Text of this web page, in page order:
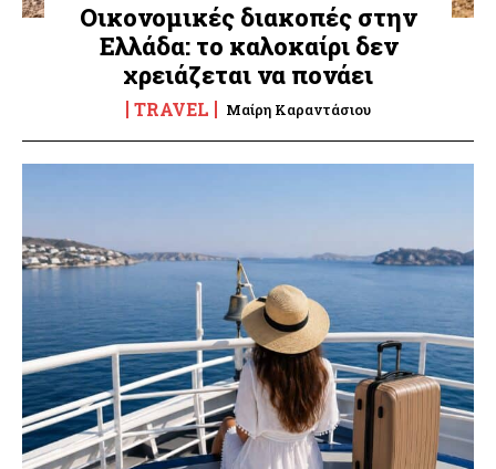
Οικονομικές διακοπές στην
Ελλάδα: το καλοκαίρι δεν
χρειάζεται να πονάει
TRAVEL Μαίρη Καραντάσιου